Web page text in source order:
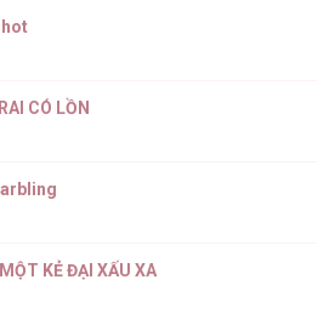
CÓ LỒN
KẺ ĐẠI XẤU XA